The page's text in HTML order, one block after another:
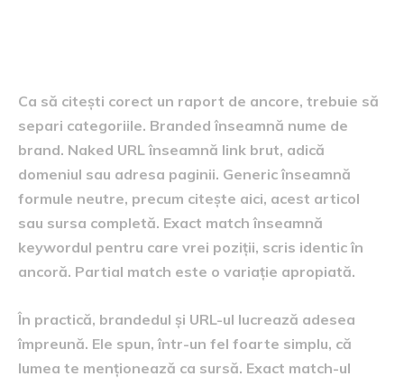
Ca să citești corect un raport de ancore, trebuie să
separi categoriile. Branded înseamnă nume de
brand. Naked URL înseamnă link brut, adică
domeniul sau adresa paginii. Generic înseamnă
formule neutre, precum citește aici, acest articol
sau sursa completă. Exact match înseamnă
keywordul pentru care vrei poziții, scris identic în
ancoră. Partial match este o variație apropiată.
În practică, brandedul și URL-ul lucrează adesea
împreună. Ele spun, într-un fel foarte simplu, că
lumea te menționează ca sursă. Exact match-ul